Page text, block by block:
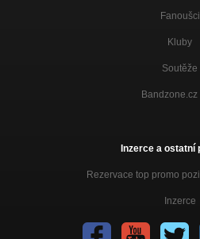
Fanoušci
Kluby
Soutěže
Bandzone.cz
Inzerce a ostatní
Rezervace top promo
Inzerce